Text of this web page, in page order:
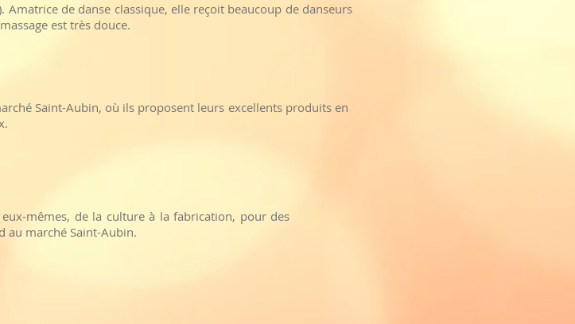
de danse classique, elle reçoit beaucoup de danseurs
est très douce.
Saint-Aubin, où ils proposent leurs excellents produits en
mêmes, de la culture à la fabrication, pour des
au marché Saint-Aubin.